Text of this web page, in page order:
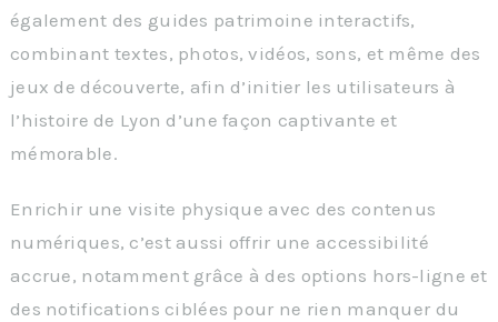
également des guides patrimoine interactifs,
combinant textes, photos, vidéos, sons, et même des
jeux de découverte, afin d’initier les utilisateurs à
l’histoire de Lyon d’une façon captivante et
mémorable.
Enrichir une visite physique avec des contenus
numériques, c’est aussi offrir une accessibilité
accrue, notamment grâce à des options hors-ligne et
des notifications ciblées pour ne rien manquer du